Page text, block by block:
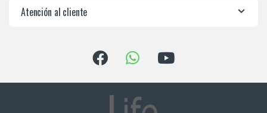
Atención al cliente